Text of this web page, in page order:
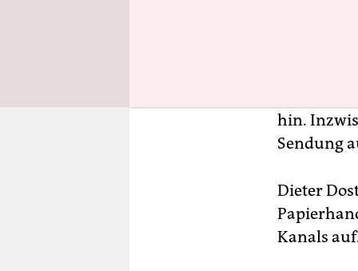
Der
haben
hin.
Sendung
Dieter
Kanals